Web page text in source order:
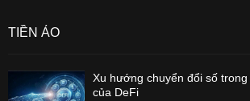
TIỀN ẢO
Xu hướng chuyển đổi số
của DeFi